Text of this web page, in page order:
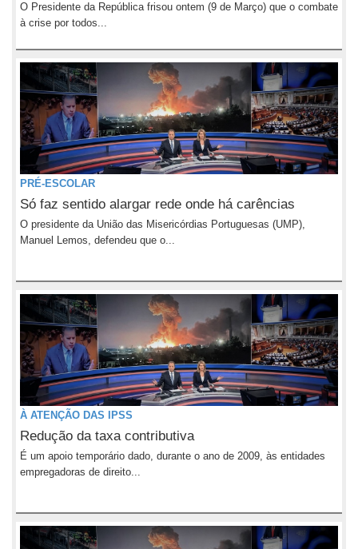
O Presidente da República frisou ontem (9 de Março) que o combate
à crise por todos...
PRÉ-ESCOLAR
Só faz sentido alargar rede onde há carências
O presidente da União das Misericórdias Portuguesas (UMP),
Manuel Lemos, defendeu que o...
À ATENÇÃO DAS IPSS
Redução da taxa contributiva
É um apoio temporário dado, durante o ano de 2009, às entidades
empregadoras de direito...